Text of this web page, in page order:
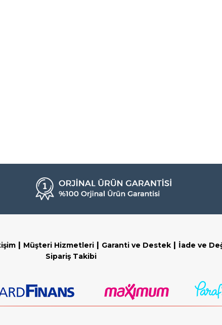
| Müşteri Hizmetleri | Garanti ve Destek | İade ve
Sipariş Takibi